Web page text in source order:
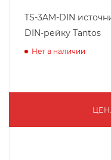
TS-3AM-DIN
DIN-рейку Tantos
Нет в наличии